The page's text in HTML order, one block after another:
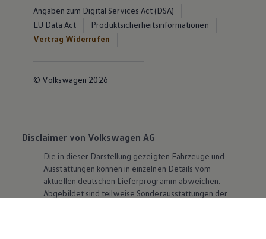
Angaben zum Digital Services Act (DSA)
EU Data Act
Produktsicherheitsinformationen
Vertrag Widerrufen
© Volkswagen 2026
Disclaimer von Volkswagen AG
Die in dieser Darstellung gezeigten Fahrzeuge und
Ausstattungen können in einzelnen Details vom
aktuellen deutschen Lieferprogramm abweichen.
Abgebildet sind teilweise Sonderausstattungen der